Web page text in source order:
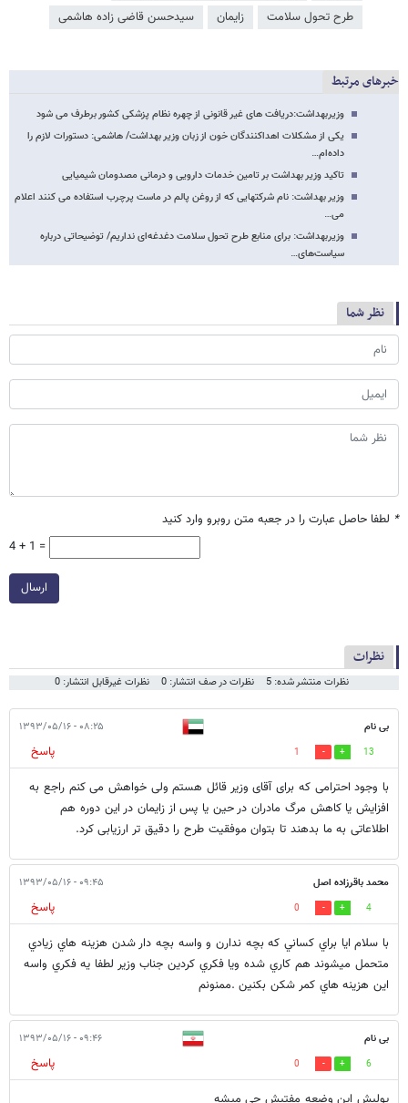
طرح تحول سلامت
زایمان سیدحسن قاضی زاده هاشمی
خبرهای مرتبط
وزیربهداشت:دریافت های غیر قانونی از چهره نظام پزشکی کشور برطرف می شود
یکی از مشکلات اهداکنندگان خون از زبان وزیر بهداشت/ هاشمی: دستورات لازم را
داده‌ام…
تاکید وزیر بهداشت بر تامین خدمات دارویی و درمانی مصدومان شیمیایی
وزیر بهداشت: نام شرکتهایی که از روغن پالم در ماست پرچرب استفاده می کنند اعلام
می…
وزیربهداشت: برای منابع طرح تحول سلامت دغدغه‌ای نداریم/ توضیحاتی درباره
سیاست‌های…
نظر شما
* لطفا حاصل عبارت را در جعبه متن روبرو وارد کنید
4 + 1 =
ارسال
نظرات
نظرات منتشر شده: 5 نظرات در صف انتشار: 0 نظرات غیرقابل انتشار: 0
بی نام ۰۸:۲۵ - ۱۳۹۳/۰۵/۱۶
13
1
پاسخ
با وجود احترامی که برای آقای وزیر قائل هستم ولی خواهش می کنم راجع به
افزایش یا کاهش مرگ مادران در حین یا پس از زایمان در این دوره هم
اطلاعاتی به ما بدهند تا بتوان موفقیت طرح را دقیق تر ارزیابی کرد.
محمد باقرزاده اصل ۰۹:۴۵ - ۱۳۹۳/۰۵/۱۶
4
0
پاسخ
با سلام ايا براي كساني كه بچه ندارن و واسه بچه دار شدن هزينه هاي زيادي
متحمل ميشوند هم كاري شده ويا فكري كردين جناب وزير لطفا يه فكري واسه
اين هزينه هاي كمر شكن بكنين .ممنونم
بی نام ۰۹:۴۶ - ۱۳۹۳/۰۵/۱۶
6
0
پاسخ